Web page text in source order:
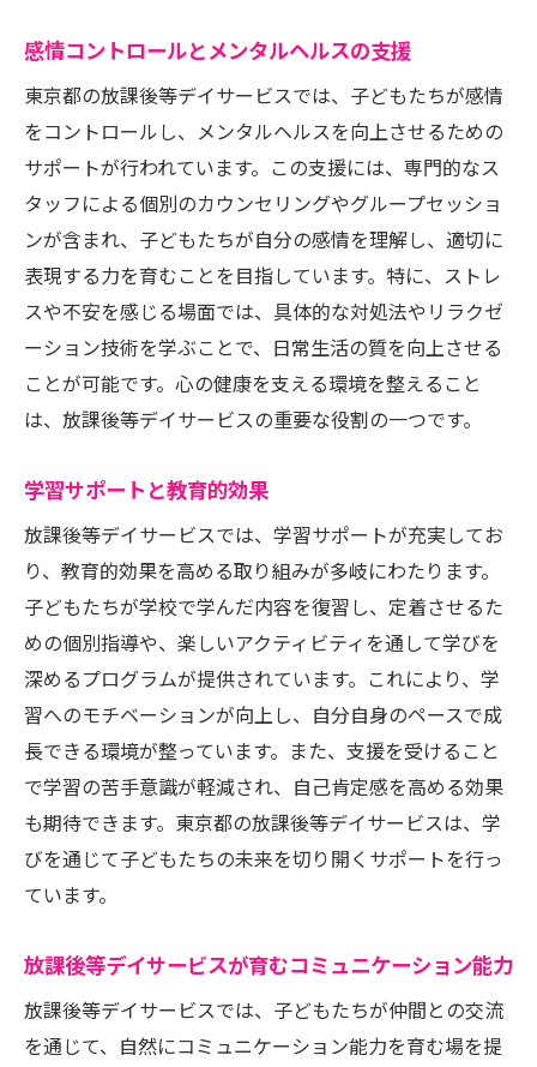
感情コントロールとメンタルヘルスの支援
東京都の放課後等デイサービスでは、子どもたちが感情
をコントロールし、メンタルヘルスを向上させるための
サポートが行われています。この支援には、専門的なス
タッフによる個別のカウンセリングやグループセッショ
ンが含まれ、子どもたちが自分の感情を理解し、適切に
表現する力を育むことを目指しています。特に、ストレ
スや不安を感じる場面では、具体的な対処法やリラクゼ
ーション技術を学ぶことで、日常生活の質を向上させる
ことが可能です。心の健康を支える環境を整えること
は、放課後等デイサービスの重要な役割の一つです。
学習サポートと教育的効果
放課後等デイサービスでは、学習サポートが充実してお
り、教育的効果を高める取り組みが多岐にわたります。
子どもたちが学校で学んだ内容を復習し、定着させるた
めの個別指導や、楽しいアクティビティを通して学びを
深めるプログラムが提供されています。これにより、学
習へのモチベーションが向上し、自分自身のペースで成
長できる環境が整っています。また、支援を受けること
で学習の苦手意識が軽減され、自己肯定感を高める効果
も期待できます。東京都の放課後等デイサービスは、学
びを通じて子どもたちの未来を切り開くサポートを行っ
ています。
放課後等デイサービスが育むコミュニケーション能力
放課後等デイサービスでは、子どもたちが仲間との交流
を通じて、自然にコミュニケーション能力を育む場を提